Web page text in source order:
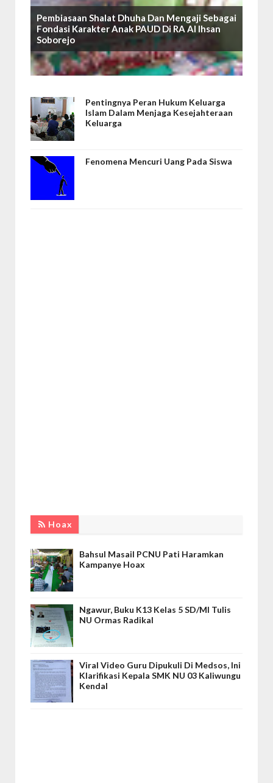
Pembiasaan Shalat Dhuha Dan Mengaji Sebagai
Fondasi Karakter Anak PAUD Di RA Al Ihsan
Soborejo
Pentingnya Peran Hukum Keluarga
Islam Dalam Menjaga Kesejahteraan
Keluarga
Fenomena Mencuri Uang Pada Siswa
Hoax
Bahsul Masail PCNU Pati Haramkan
Kampanye Hoax
Ngawur, Buku K13 Kelas 5 SD/MI Tulis
NU Ormas Radikal
Viral Video Guru Dipukuli Di Medsos, Ini
Klarifikasi Kepala SMK NU 03 Kaliwungu
Kendal